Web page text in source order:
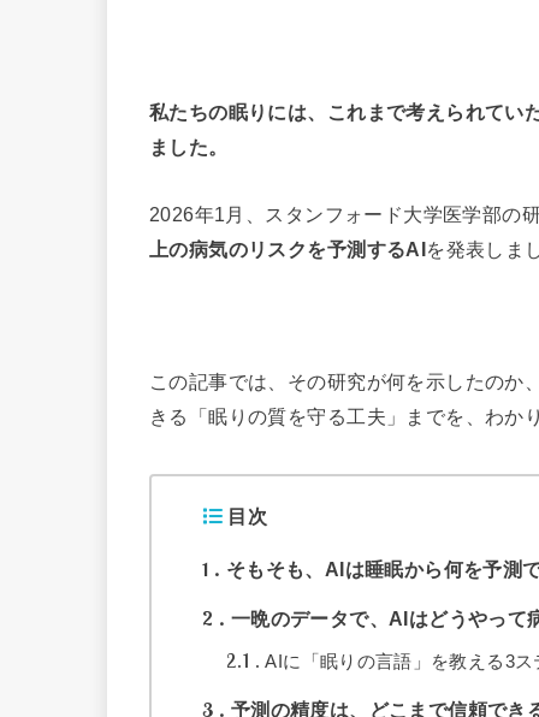
私たちの眠りには、これまで考えられてい
ました。
2026年1月、スタンフォード大学医学部の
上の病気のリスクを予測するAIを発表しま
この記事では、その研究が何を示したのか
きる「眠りの質を守る工夫」までを、わか
目次
1 そもそも、AIは睡眠から何を予測
2 一晩のデータで、AIはどうやって
2.1 AIに「眠りの言語」を教える3ス
3 予測の精度は、どこまで信頼でき